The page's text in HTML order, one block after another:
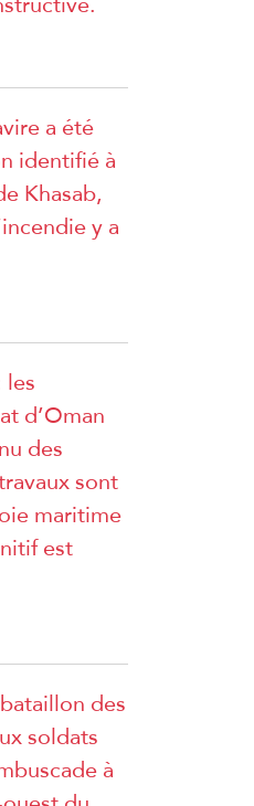
a été
identifié à
Khasab,
y a
d’Oman
des
sont
maritime
est
des
soldats
à